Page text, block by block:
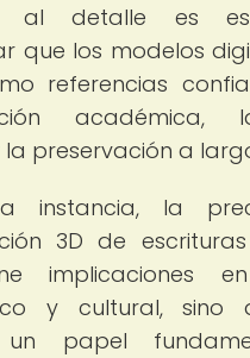
al detalle es
que los modelos
referencias
académica,
preservación a
instancia, la
3D de
implicaciones
y cultural, sino
un papel